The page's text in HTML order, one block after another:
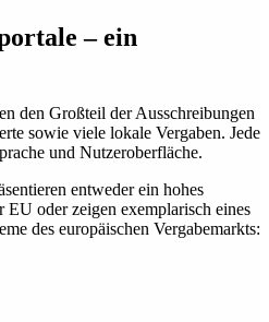
– ein
den Großteil der Ausschreibungen
sowie viele lokale Vergaben. Jede
und Nutzeroberfläche.
entweder ein hohes
oder zeigen exemplarisch eines
des europäischen Vergabemarkts: